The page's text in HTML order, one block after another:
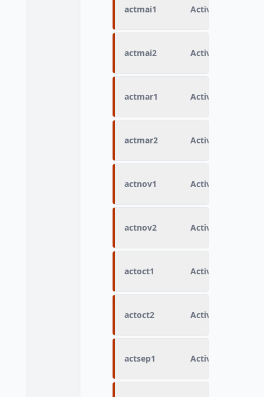
actmai1 Activité courant
actmai2 Activité courant
actmar1 Activité courant
actmar2 Activité courant
actnov1 Activité courant
actnov2 Activité courant
actoct1 Activité courant
actoct2 Activité courant
actsep1 Activité courant